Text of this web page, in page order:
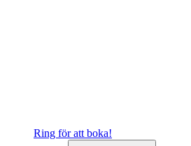
Ring för att boka!